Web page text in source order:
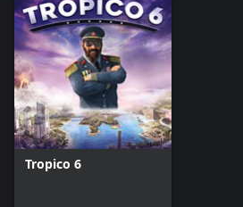
Tropico 6